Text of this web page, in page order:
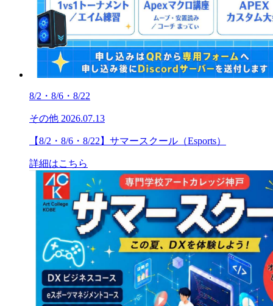
8/2・8/6・8/22
その他 2026.07.13
【8/2・8/6・8/22】サマースクール（Esports）
詳細はこちら